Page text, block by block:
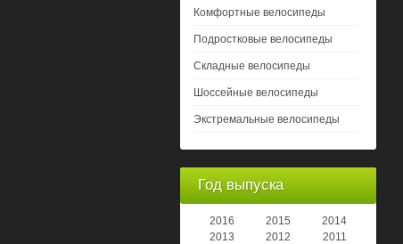
Комфортные велосипеды
Подростковые велосипеды
Складные велосипеды
Шоссейные велосипеды
Экстремальные велосипеды
Год выпуска
2016 2015
2014
2013
2012
2011